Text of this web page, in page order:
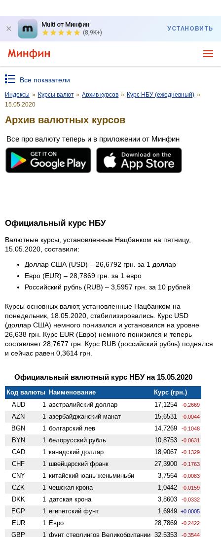
Multi от Минфин
(8,9K+)
УСТАНОВИТЬ
Все показатели
Индексы » Курсы валют » Архив курсов » Курс НБУ (ежедневный) »
15.05.2020
Архив валютных курсов
Все про валюту теперь и в приложении от Минфин
Официальный курс НБУ
Валютные курсы, установленные Нацбанком на пятницу,
15.05.2020, составили:
Доллар США (USD) – 26,6792 грн. за 1 доллар
Евро (EUR) – 28,7869 грн. за 1 евро
Российский рубль (RUB) – 3,5957 грн. за 10 рублей
Курсы основных валют, установленные Нацбанком на
понедельник, 18.05.2020, стабилизировались. Курс USD
(доллар США) немного понизился и установился на уровне
26,638 грн. Курс EUR (Евро) немного понизился и теперь
составляет 28,7677 грн. Курс RUB (российский рубль) поднялся
и сейчас равен 0,3614 грн.
Официальный валютный курс НБУ на 15.05.2020
Код валюты Наименование
Курс (грн.)
AUD
1 австралийский доллар 17,1254 -0.2669
AZN 1 азербайджанский манат 15,6531 -0.0044
BGN 1 болгарский лев 14,7269 -0.1048
BYN 1 белорусский рубль 10,8753 -0.0631
CAD 1 канадский доллар 18,9067 -0.1329
CHF 1 швейцарский франк 27,3900 -0.1763
CNY 1 китайский юань женьминьби 3,7564 -0.0083
CZK 1 чешская крона 1,0442 -0.0159
DKK 1 датская крона 3,8603 -0.0332
EGP 1 египетский фунт 1,6949 +0.0005
EUR 1 Евро 28,7869 -0.2422
GBP 1 фунт стерлингов Велико­британии 32,5353 -0.3544